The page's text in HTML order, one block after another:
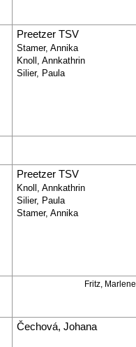
Preetzer TSV
Stamer, Annika
Knoll, Annkathrin
Silier, Paula
Preetzer TSV
Knoll, Annkathrin
Silier, Paula
Stamer, Annika
Fritz, Marlene
Čechová, Johana